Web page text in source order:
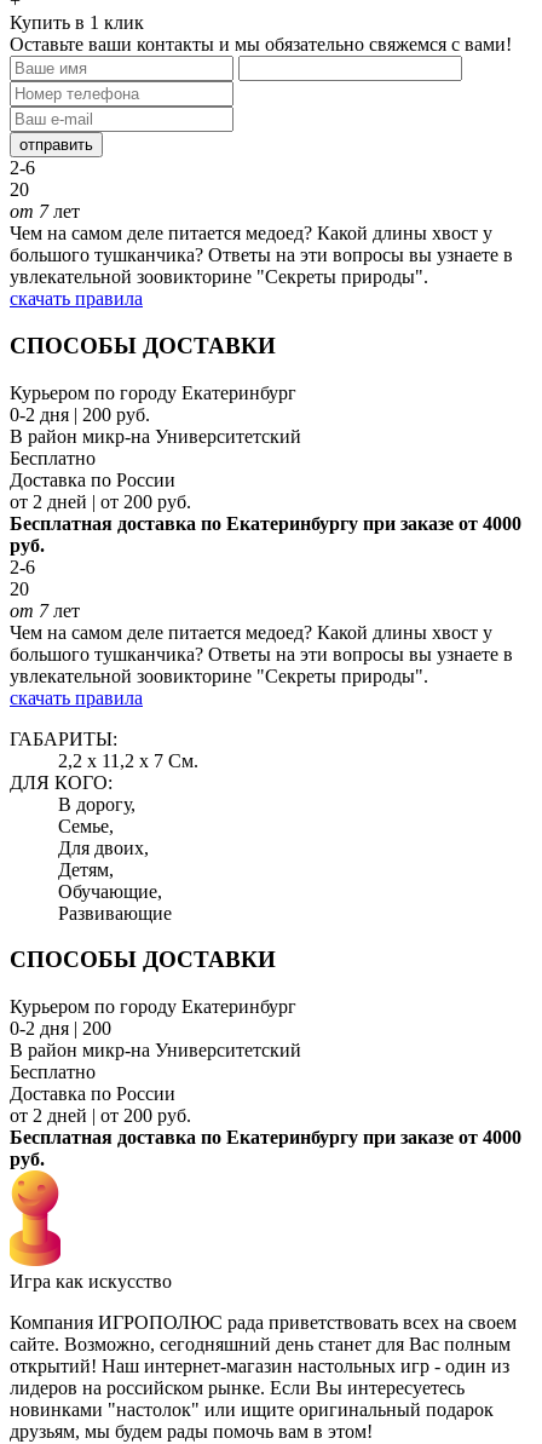
Купить в 1 клик
Оставьте ваши контакты и мы обязательно свяжемся с вами!
отправить
2-6
20
от 7 лет
Чем на самом деле питается медоед? Какой длины хвост у
большого тушканчика? Ответы на эти вопросы вы узнаете в
увлекательной зоовикторине "Секреты природы".
скачать правила
СПОСОБЫ ДОСТАВКИ
Курьером по городу Екатеринбург
0-2 дня | 200 руб.
В район микр-на Университетский
Бесплатно
Доставка по России
от 2 дней | от 200 руб.
Бесплатная доставка по Екатеринбургу при заказе от 4000
руб.
2-6
20
от 7 лет
Чем на самом деле питается медоед? Какой длины хвост у
большого тушканчика? Ответы на эти вопросы вы узнаете в
увлекательной зоовикторине "Секреты природы".
скачать правила
ГАБАРИТЫ:
2,2 x 11,2 x 7 См.
ДЛЯ КОГО:
В дорогу,
Семье,
Для двоих,
Детям,
Обучающие,
Развивающие
СПОСОБЫ ДОСТАВКИ
Курьером по городу Екатеринбург
0-2 дня | 200
В район микр-на Университетский
Бесплатно
Доставка по России
от 2 дней | от 200 руб.
Бесплатная доставка по Екатеринбургу при заказе от 4000
руб.
Игра как искусство
Компания ИГРОПОЛЮС рада приветствовать всех на своем
сайте. Возможно, сегодняшний день станет для Вас полным
открытий! Наш интернет-магазин настольных игр - один из
лидеров на российском рынке. Если Вы интересуетесь
новинками "настолок" или ищите оригинальный подарок
друзьям, мы будем рады помочь вам в этом!